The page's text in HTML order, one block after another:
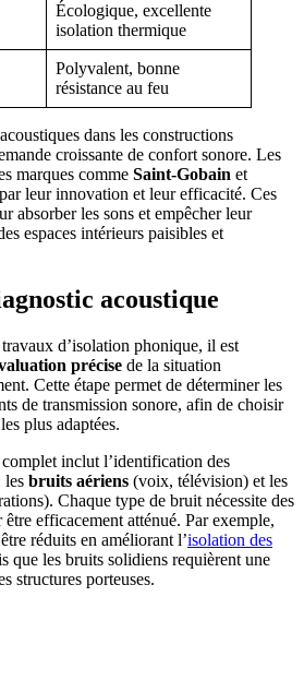
Écologique, excellente
isolation thermique
Polyvalent, bonne
résistance au feu
dans les constructions
croissante de confort sonore. Les
marques comme Saint-Gobain et
leur innovation et leur efficacité. Ces
absorber les sons et empêcher leur
espaces intérieurs paisibles et
acoustique
d’isolation phonique, il est
précise de la situation
Cette étape permet de déterminer les
de transmission sonore, afin de choisir
plus adaptées.
inclut l’identification des
les bruits aériens (voix, télévision) et les
Chaque type de bruit nécessite des
efficacement atténué. Par exemple,
réduits en améliorant l’isolation des
que les bruits solidiens requièrent une
structures porteuses.